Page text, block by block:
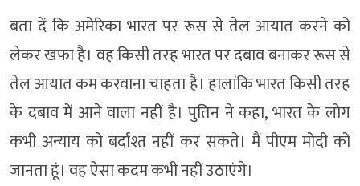
बता दें कि अमेरिका भारत पर रूस से तेल आयात करने को
लेकर खफा है। वह किसी तरह भारत पर दबाव बनाकर रूस से
तेल आयात कम करवाना चाहता है। हालांकि भारत किसी तरह
के दबाव में आने वाला नहीं है। पुतिन ने कहा, भारत के लोग
कभी अन्याय को बर्दाश्त नहीं कर सकते। मैं पीएम मोदी को
जानता हूं। वह ऐसा कदम कभी नहीं उठाएंगे।